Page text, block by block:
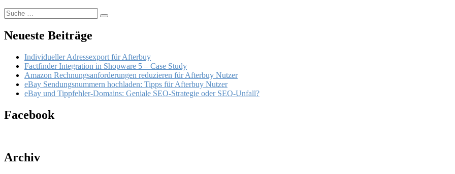
Suche
nach:
Suchen
Neueste Beiträge
Individueller Adressexport für Afterbuy
Factfinder Integration in Shopware 5 – Case Study
Amazon Rechnungsanforderungen reduzieren für Afterbuy Nutzer
eBay Sendungsnummern hochladen: Tipps für Afterbuy Nutzer
eBay und Tippfehler-Domains: Geniale SEO-Strategie oder SEO-Unfall?
Facebook
Archiv